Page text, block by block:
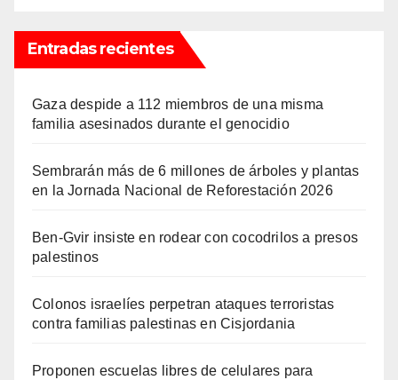
Entradas recientes
Gaza despide a 112 miembros de una misma
familia asesinados durante el genocidio
Sembrarán más de 6 millones de árboles y plantas
en la Jornada Nacional de Reforestación 2026
Ben-Gvir insiste en rodear con cocodrilos a presos
palestinos
Colonos israelíes perpetran ataques terroristas
contra familias palestinas en Cisjordania
Proponen escuelas libres de celulares para